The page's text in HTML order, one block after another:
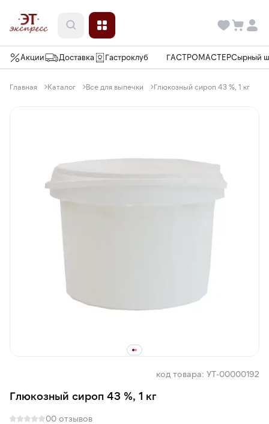
Акции Доставка Гастроклуб ГАСТРОМАСТЕРСырный
Главная Каталог Все для выпечки Глюкозный сироп 43 %, 1 кг
код товара: УТ-00000192
Глюкозный сироп 43 %, 1 кг
00 отзывов